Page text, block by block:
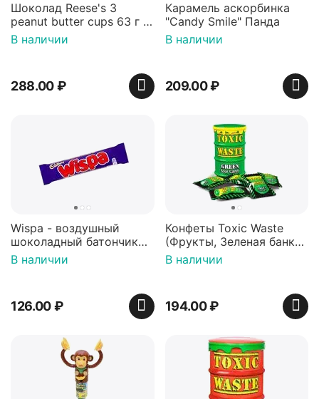
Шоколад Reese's 3
peanut butter cups 63 г с
арахисовой пастой
В наличии
288.00₽
Карамель аскорбинка
"Candy Smile" Панда
В наличии
209.00₽
Wispa - воздушный
шоколадный батончик
36 гр
В наличии
126.00₽
Конфеты Toxic Waste
(Фрукты, Зеленая банка,
42 гр).
В наличии
194.00₽